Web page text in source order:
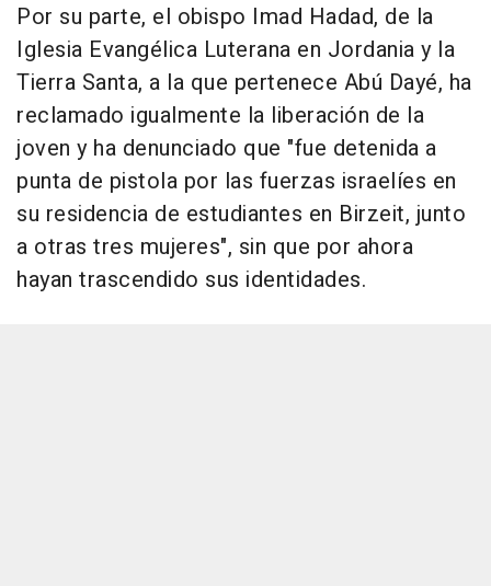
Por su parte, el obispo Imad Hadad, de la
Iglesia Evangélica Luterana en Jordania y la
Tierra Santa, a la que pertenece Abú Dayé, ha
reclamado igualmente la liberación de la
joven y ha denunciado que "fue detenida a
punta de pistola por las fuerzas israelíes en
su residencia de estudiantes en Birzeit, junto
a otras tres mujeres", sin que por ahora
hayan trascendido sus identidades.